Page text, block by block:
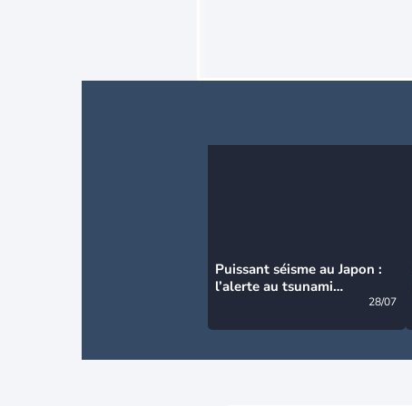
Puissant séisme au Japon :
l’alerte au tsunami
28/07